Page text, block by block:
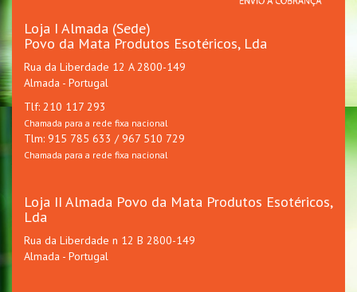
Loja I Almada (Sede)
Povo da Mata Produtos Esotéricos, Lda
Rua da Liberdade 12 A 2800-149
Almada - Portugal
Tlf: 210 117 293
Chamada para a rede fixa nacional
Tlm: 915 785 633 / 967 510 729
Chamada para a rede fixa nacional
Loja II Almada Povo da Mata Produtos Esotéricos,
Lda
Rua da Liberdade n 12 B 2800-149
Almada - Portugal